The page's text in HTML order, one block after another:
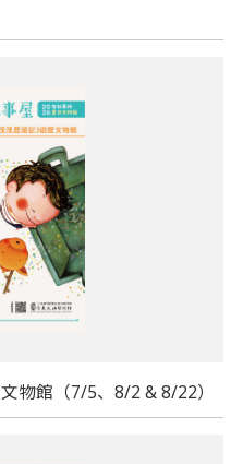
物館（7/5、8/2 & 8/22）